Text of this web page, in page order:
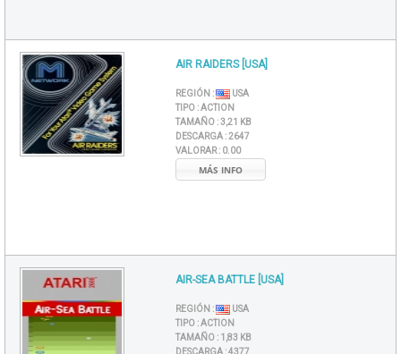
AIR RAIDERS [USA]
REGIÓN :
USA
TIPO :ACTION
TAMAÑO :3,21 KB
DESCARGA :2647
VALORAR : 0.00
MÁS INFO
AIR-SEA BATTLE [USA]
REGIÓN :
USA
TIPO :ACTION
TAMAÑO : 1,83 KB
DESCARGA :4377